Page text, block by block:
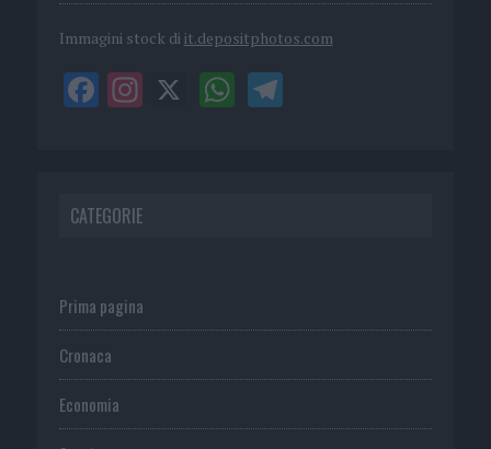
Immagini stock di it.depositphotos.com
CATEGORIE
Prima pagina
Cronaca
Economia